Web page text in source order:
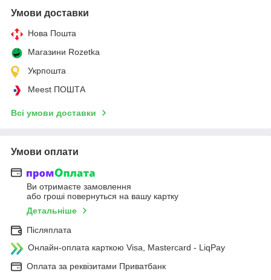
Умови доставки
Нова Пошта
Магазини Rozetka
Укрпошта
Meest ПОШТА
Всі умови доставки
Умови оплати
Ви отримаєте замовлення
або гроші повернуться на вашу картку
Детальніше
Післяплата
Онлайн-оплата карткою Visa, Mastercard - LiqPay
Оплата за реквізитами Приватбанк